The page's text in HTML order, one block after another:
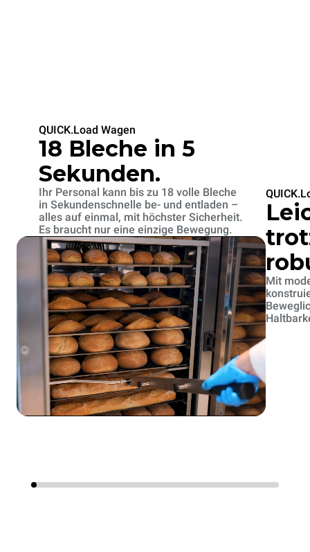
QUICK.Load Wagen
18 Bleche in 5
Sekunden.
Ihr Personal kann bis zu 18 volle Bleche
in Sekundenschnelle be- und entladen –
alles auf einmal, mit höchster Sicherheit.
Es braucht nur eine einzige Bewegung.
Mit